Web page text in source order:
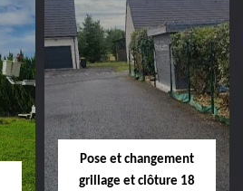
Pose et changement
grillage et clôture 18